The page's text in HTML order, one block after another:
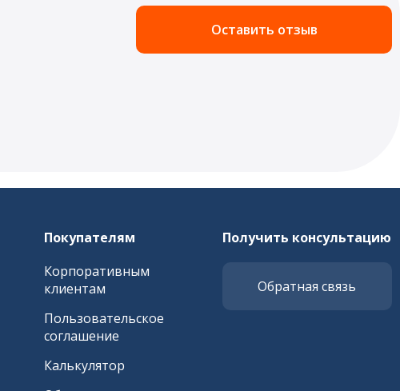
Оставить отзыв
Покупателям
Корпоративным
клиентам
Пользовательское
соглашение
Калькулятор
Получить консультацию
Обратная связь